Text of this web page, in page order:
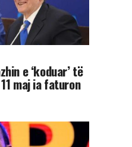
e ‘koduar’ të
maj ia faturon